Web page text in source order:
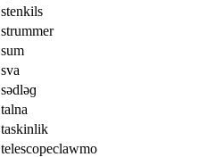
stenkils
strummer
sum
sva
sədləɡ
talna
taskinlik
telescopeclawmo